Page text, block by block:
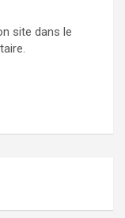
site dans le